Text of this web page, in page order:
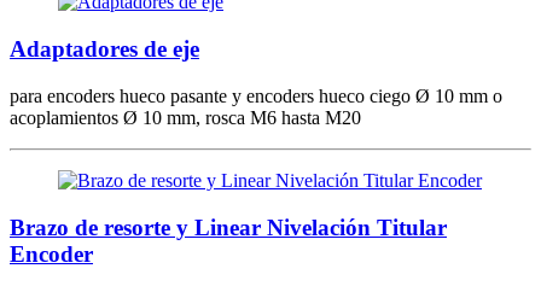
Adaptadores de eje
para encoders hueco pasante y encoders hueco ciego Ø 10 mm o
acoplamientos Ø 10 mm, rosca M6 hasta M20
Brazo de resorte y Linear Nivelación Titular
Encoder